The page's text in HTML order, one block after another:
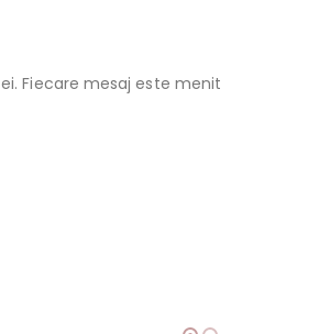
Fiecare mesaj este menit